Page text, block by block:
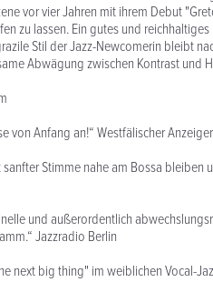
vor vier Jahren mit ihrem Debut
zu lassen. Ein gutes und
Stil der Jazz-Newcomerin bleibt
Abwägung zwischen Kontrast und
von Anfang an!“ Westfälischer Anzeiger
Stimme nahe am Bossa
und außerordentlich
Jazzradio Berlin
next big thing" im weiblichen Vocal-